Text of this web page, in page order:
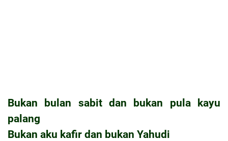
Bukan bulan sabit dan bukan pula kayu
palang
Bukan aku kafir dan bukan Yahudi